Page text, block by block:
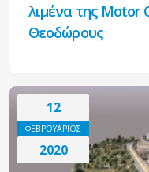
λιμένα της Motor
Θεοδώρους
12
ΦΕΒΡΟΥΑΡΙΟΣ
2020